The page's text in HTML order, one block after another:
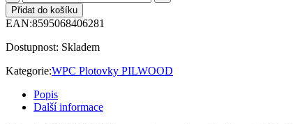
Přidat do košíku
EAN:8595068406281
Dostupnost: Skladem
Kategorie:WPC Plotovky PILWOOD
Popis
Další informace